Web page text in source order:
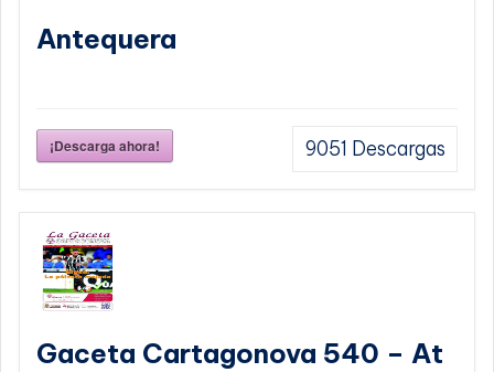
Antequera
¡Descarga ahora! 9051 Descargas
Gaceta Cartagonova 540 – At